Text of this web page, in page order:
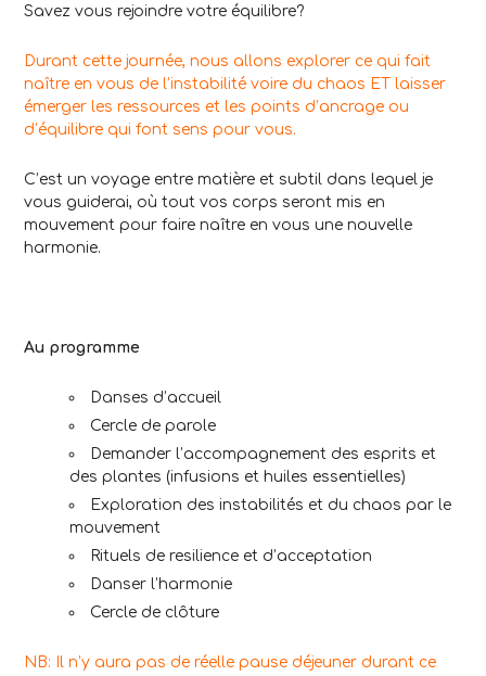
Savez vous rejoindre votre équilibre?
Durant cette journée, nous allons explorer ce qui fait
naître en vous de l’instabilité voire du chaos ET laisser
émerger les ressources et les points d’ancrage ou
d’équilibre qui font sens pour vous.
C’est un voyage entre matière et subtil dans lequel je
vous guiderai, où tout vos corps seront mis en
mouvement pour faire naître en vous une nouvelle
harmonie.
Au programme
Danses d’accueil
Cercle de parole
Demander l’accompagnement des esprits et
des plantes (infusions et huiles essentielles)
Exploration des instabilités et du chaos par le
mouvement
Rituels de resilience et d’acceptation
Danser l’harmonie
Cercle de clôture
NB: Il n’y aura pas de réelle pause déjeuner durant ce